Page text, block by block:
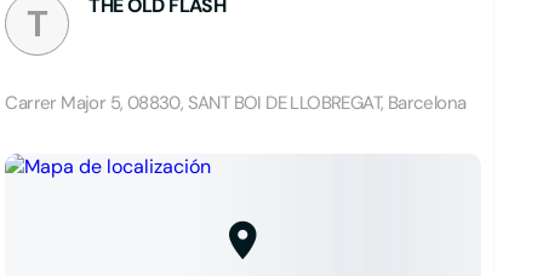
T THE OLD FLASH
Carrer Major 5, 08830, SANT BOI DE LLOBREGAT, Barcelona